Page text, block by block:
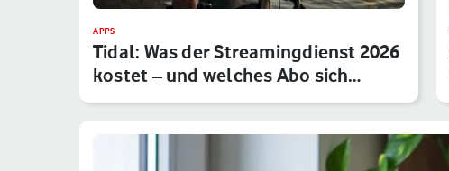
APPS
Tidal: Was der Streamingdienst 2026
kostet – und welches Abo sich…